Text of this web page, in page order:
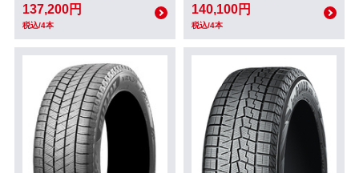
137,200円
税込/4本
140,100円
税込/4本